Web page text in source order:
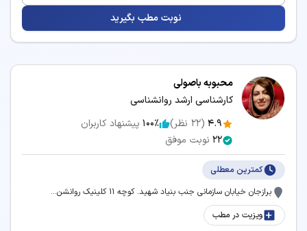
نوبت مطب بگیرید
محبوبه باصولی
کارشناسی ارشد روانشناسی
4.9
(
22 نظر) 100٪ پیشنهاد کاربران
22 نوبت موفق
کمترین معطلی
برازجان خیابان سازمانی جنب بنیاد شهید. کوچه ۱۱ کلینیک روانشن...
ویزیت در مطب